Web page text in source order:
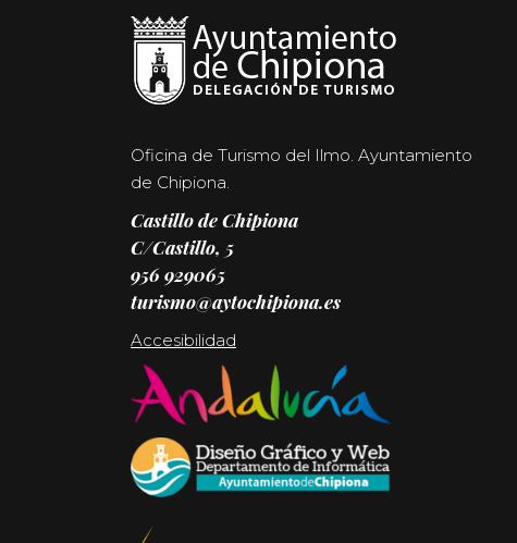
Oficina de Turismo del Ilmo. Ayuntamiento
de Chipiona.
Castillo de Chipiona
C/Castillo, 5
956 929065
turismo@aytochipiona.es
Accesibilidad